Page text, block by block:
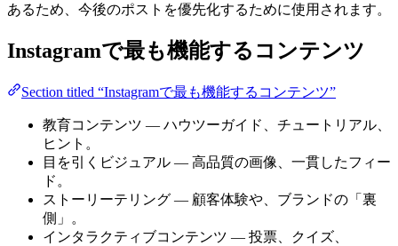
あるため、今後のポストを優先化するために使用されます。
Instagramで最も機能するコンテンツ
Section titled “Instagramで最も機能するコンテンツ”
教育コンテンツ — ハウツーガイド、チュートリアル、
ヒント。
目を引くビジュアル — 高品質の画像、一貫したフィー
ド。
ストーリーテリング — 顧客体験や、ブランドの「裏
側」。
インタラクティブコンテンツ — 投票、クイズ、